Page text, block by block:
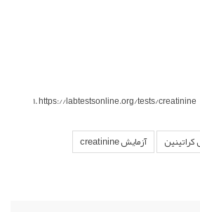
https://labtestsonline.org/tests/creatinine
کراتینین
آزمایش creatinine